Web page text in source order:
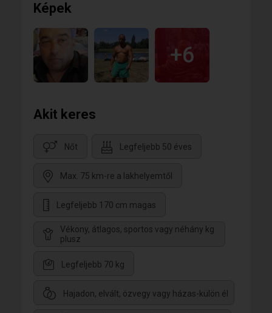
Képek
+6
Akit keres
Nőt Legfeljebb 50 éves
Max. 75 km-re a lakhelyemtől
Legfeljebb 170 cm magas
Vékony, átlagos, sportos vagy néhány kg
plusz
Legfeljebb 70 kg
Hajadon, elvált, özvegy vagy házas-külön él